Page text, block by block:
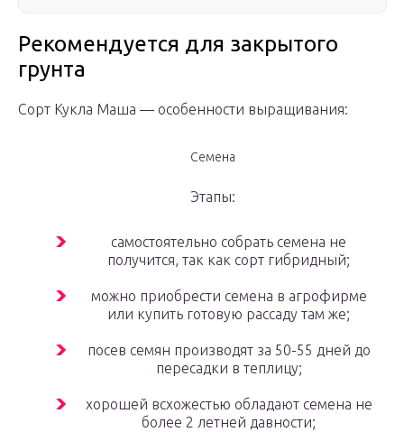
Рекомендуется для закрытого
грунта
Сорт Кукла Маша — особенности выращивания:
Семена
Этапы:
самостоятельно собрать семена не
получится, так как сорт гибридный;
можно приобрести семена в агрофирме
или купить готовую рассаду там же;
посев семян производят за 50-55 дней до
пересадки в теплицу;
хорошей всхожестью обладают семена не
более 2 летней давности;